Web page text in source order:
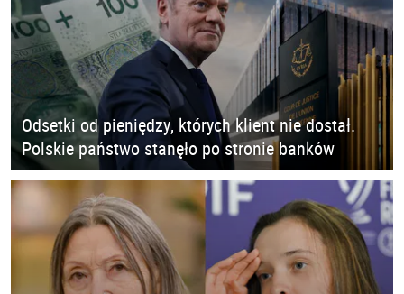
Odsetki od pieniędzy, których klient nie dostał.
Polskie państwo stanęło po stronie banków